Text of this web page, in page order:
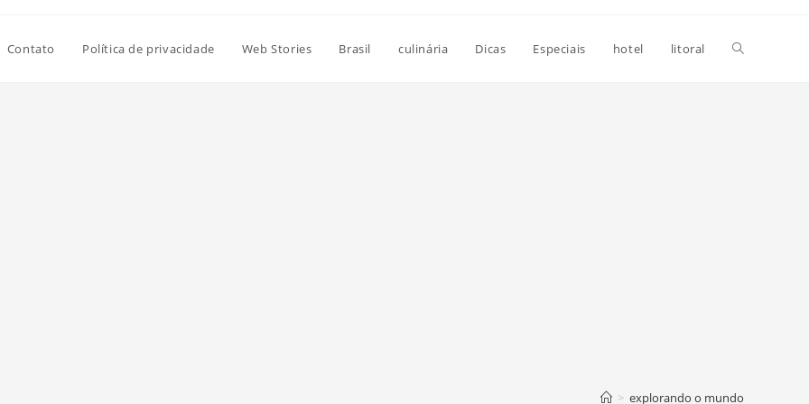
Contato Política de privacidade Web Stories Brasil culinária Dicas Especiais hotel litoral Alternar
> explorando o mundo